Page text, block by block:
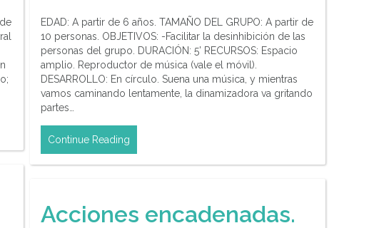
EDAD: A partir de 6 años. TAMAÑO DEL GRUPO: A partir de
10 personas. OBJETIVOS: -Facilitar la desinhibición de las
personas del grupo. DURACIÓN: 5’ RECURSOS: Espacio
amplio. Reproductor de música (vale el móvil).
DESARROLLO: En círculo. Suena una música, y mientras
vamos caminando lentamente, la dinamizadora va gritando
partes…
Continue Reading
Acciones encadenadas.